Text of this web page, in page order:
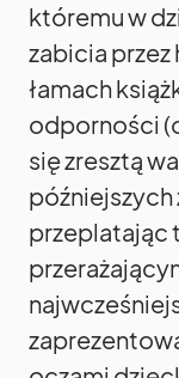
któremu w
zabicia
łamach
odporności
się zresztą
przeplatając